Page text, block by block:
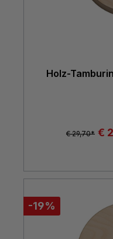
Holz-
€ 29,70* €
-19%